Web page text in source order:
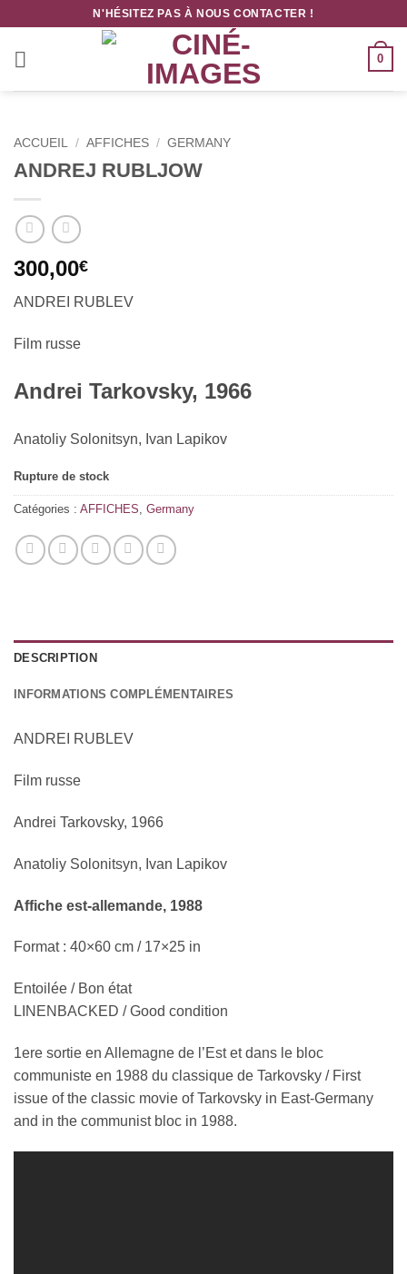
contenu
N'HÉSITEZ PAS À NOUS CONTACTER !
0
ACCUEIL / AFFICHES / GERMANY
ANDREJ RUBLJOW
300,00€
ANDREI RUBLEV
Film russe
Andrei Tarkovsky, 1966
Anatoliy Solonitsyn, Ivan Lapikov
Rupture de stock
Catégories : AFFICHES, Germany
DESCRIPTION
INFORMATIONS COMPLÉMENTAIRES
ANDREI RUBLEV
Film russe
Andrei Tarkovsky, 1966
Anatoliy Solonitsyn, Ivan Lapikov
Affiche est-allemande, 1988
Format : 40×60 cm / 17×25 in
Entoilée / Bon état
LINENBACKED / Good condition
1ere sortie en Allemagne de l’Est et dans le bloc
communiste en 1988 du classique de Tarkovsky / First
issue of the classic movie of Tarkovsky in East-Germany
and in the communist bloc in 1988.